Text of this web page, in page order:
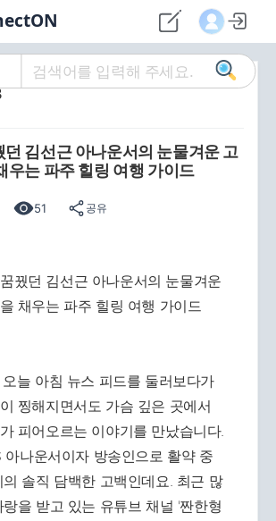
던 김선근 아나운서의 눈물겨운 고
우는 파주 힐링 여행 가이드
51 공유
늘 아침 뉴스 피드를 둘러보다가
찡해지면서도 가슴 깊은 곳에서
피어오르는 이야기를 만났습니다.
아나운서이자 방송인으로 활약 중
솔직 담백한 고백인데요. 최근 많
을 받고 있는 유튜브 채널 '짠한형